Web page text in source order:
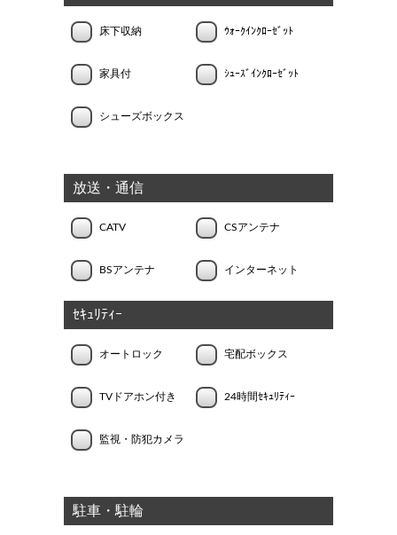
床下収納 ｳｫｰｸｲﾝｸﾛｰｾﾞｯﾄ
家具付 ｼｭｰｽﾞｲﾝｸﾛｰｾﾞｯﾄ
シューズボックス
放送・通信
CATV CSアンテナ
BSアンテナ インターネット
ｾｷｭﾘﾃｨｰ
オートロック 宅配ボックス
TVドアホン付き 24時間ｾｷｭﾘﾃｨｰ
監視・防犯カメラ
駐車・駐輪